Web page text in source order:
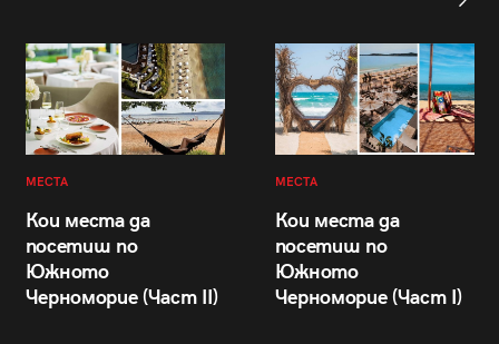
МЕСТА
Кои места да
посетиш по
Южното
Черноморие (Част II)
МЕСТА
Кои места да
посетиш по
Южното
Черноморие (Част I)